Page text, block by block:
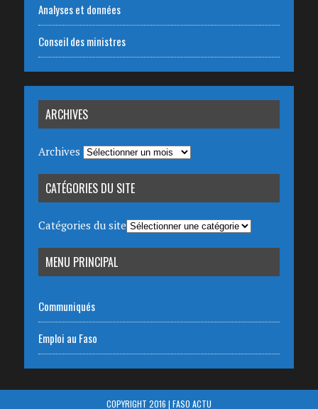
Analyses et données
Conseil des ministres
ARCHIVES
Archives
CATÉGORIES DU SITE
Catégories du site
MENU PRINCIPAL
Communiqués
Emploi au Faso
COPYRIGHT 2016 | FASO ACTU